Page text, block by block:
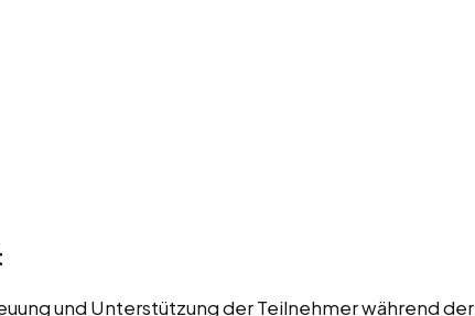
und Unterstützung der Teilnehmer während der